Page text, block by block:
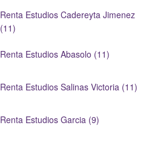
Renta Estudios Cadereyta Jimenez
(11)
Renta Estudios Abasolo (11)
Renta Estudios Salinas Victoria (11)
Renta Estudios Garcia (9)